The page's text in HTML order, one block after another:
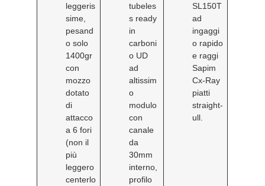
leggeris
sime,
pesand
o solo
1400gr
con
mozzo
dotato
di
attacco
a 6 fori
(non il
più
leggero
centerlo
tubeles
s ready
in
carboni
o UD
ad
altissim
o
modulo
con
canale
da
30mm
interno,
profilo
SL150T
ad
ingaggi
o rapido
e raggi
Sapim
Cx-Ray
piatti
straight-
ull.